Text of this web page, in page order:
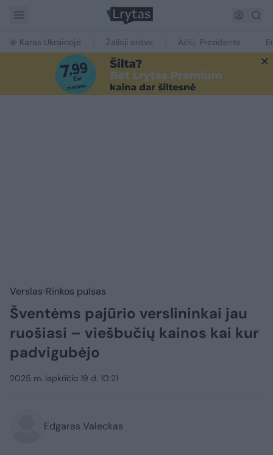
Karas Ukrainoje Žalioji erdvė Ačiū, Prezidente
Verslas Rinkos pulsas
Šventėms pajūrio verslininkai jau
ruošiasi – viešbučių kainos kai kur
padvigubėjo
2025 m. lapkričio 19 d. 10:21
Edgaras Valeckas